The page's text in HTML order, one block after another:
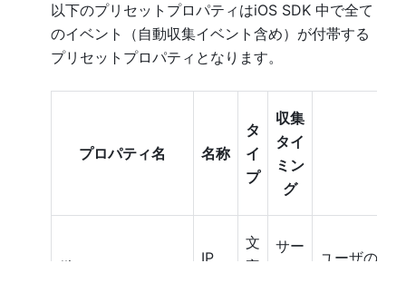
以下のプリセットプロパティはiOS SDK 中で全て
のイベント（自動収集イベント含め）が付帯する
プリセットプロパティとなります。
プロパティ名 名称
タ
イ
プ
収集
タイ
ミン
グ
#ip
IP
文
字
サー
ユーザの